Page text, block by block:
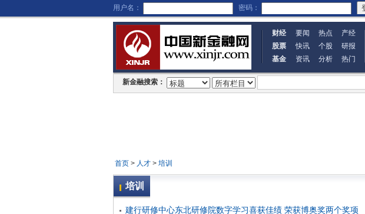
用户名： 密码：
财经 要闻 热点
产经
股票
快讯 个股
研报
基金
资讯 分析 热门
新金融搜索：
首页> 人才> 培训
培训
建行研修中心东北研修院数字学习喜获佳绩 荣获博奥奖两个奖项